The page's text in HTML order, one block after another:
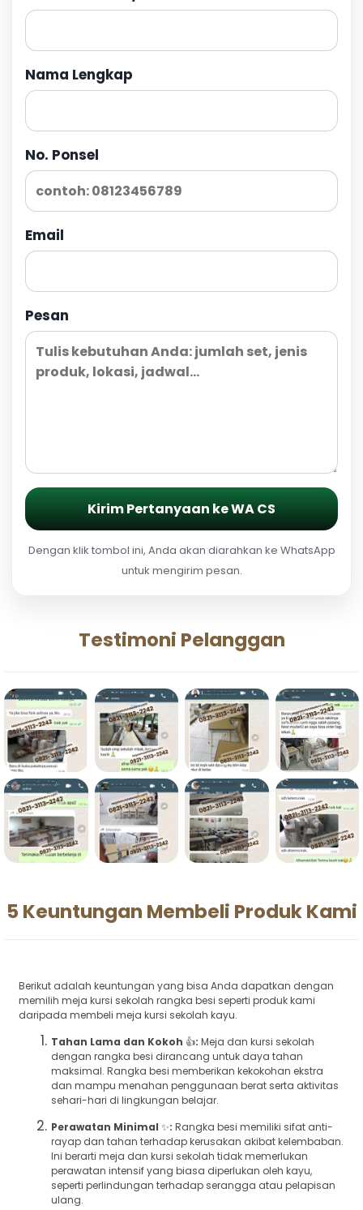
Nama Lengkap
No. Ponsel
Email
Pesan
Kirim Pertanyaan ke WA CS
Dengan klik tombol ini, Anda akan diarahkan ke WhatsApp
untuk mengirim pesan.
Testimoni Pelanggan
5 Keuntungan Membeli Produk Kami
Berikut adalah keuntungan yang bisa Anda dapatkan dengan
memilih meja kursi sekolah rangka besi seperti produk kami
daripada membeli meja kursi sekolah kayu.
Tahan Lama dan Kokoh 👍: Meja dan kursi sekolah
dengan rangka besi dirancang untuk daya tahan
maksimal. Rangka besi memberikan kekokohan ekstra
dan mampu menahan penggunaan berat serta aktivitas
sehari-hari di lingkungan belajar.
Perawatan Minimal ✨: Rangka besi memiliki sifat anti-
rayap dan tahan terhadap kerusakan akibat kelembaban.
Ini berarti meja dan kursi sekolah tidak memerlukan
perawatan intensif yang biasa diperlukan oleh kayu,
seperti perlindungan terhadap serangga atau pelapisan
ulang.